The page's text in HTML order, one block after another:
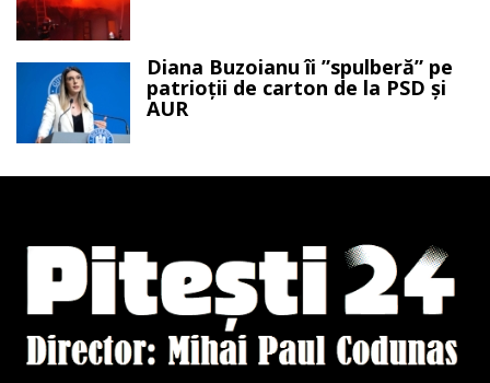
Diana Buzoianu îi ”spulberă” pe
patrioții de carton de la PSD și
AUR